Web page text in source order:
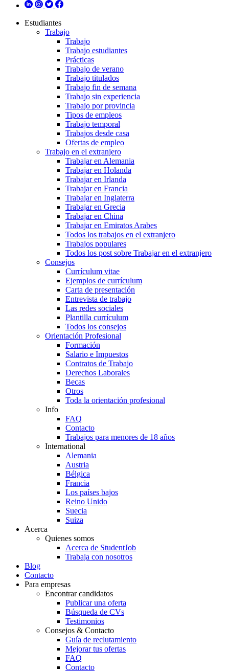
Estudiantes
Trabajo
Trabajo
Trabajo estudiantes
Prácticas
Trabajo de verano
Trabajo titulados
Trabajo fin de semana
Trabajo sin experiencia
Trabajo por provincia
Tipos de empleos
Trabajo temporal
Trabajos desde casa
Ofertas de empleo
Trabajo en el extranjero
Trabajar en Alemania
Trabajar en Holanda
Trabajar en Irlanda
Trabajar en Francia
Trabajar en Inglaterra
Trabajar en Grecia
Trabajar en China
Trabajar en Emiratos Arabes
Todos los trabajos en el extranjero
Trabajos populares
Todos los post sobre Trabajar en el extranjero
Consejos
Currículum vitae
Ejemplos de currículum
Carta de presentación
Entrevista de trabajo
Las redes sociales
Plantilla currículum
Todos los consejos
Orientación Profesional
Formación
Salario e Impuestos
Contratos de Trabajo
Derechos Laborales
Becas
Otros
Toda la orientación profesional
Info
FAQ
Contacto
Trabajos para menores de 18 años
International
Alemania
Austria
Bélgica
Francia
Los países bajos
Reino Unido
Suecia
Suiza
Acerca
Quienes somos
Acerca de StudentJob
Trabaja con nosotros
Blog
Contacto
Para empresas
Encontrar candidatos
Publicar una oferta
Búsqueda de CVs
Testimonios
Consejos & Contacto
Guía de reclutamiento
Mejorar tus ofertas
FAQ
Contacto